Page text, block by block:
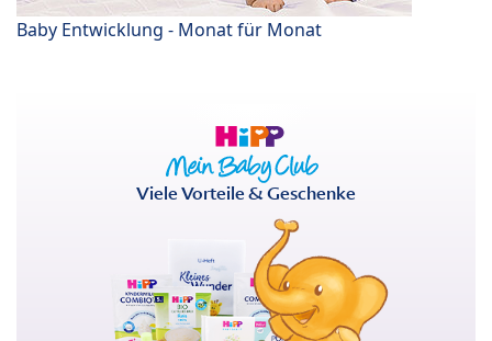
Baby Entwicklung - Monat für Monat
Viele Vorteile & Geschenke